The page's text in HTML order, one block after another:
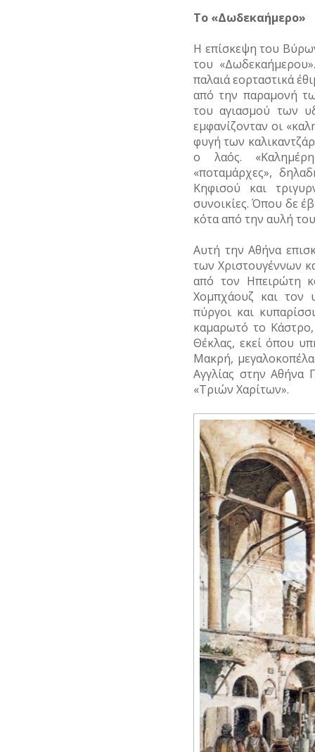
Το «Δωδεκαήμερο»
Η επίσκεψη του
του
παλαιά εορταστικά
από την παραμονή
του αγιασμού των
εμφανίζονταν οι
φυγή των
ο λαός.
«ποταμάρχες»,
Κηφισού και
συνοικίες. Όπου δε
κότα από την αυλή
Αυτή την Αθήνα
των Χριστουγέννων
από τον Ηπειρώτη
Χομπχάουζ και τον
πύργοι και
καμαρωτό το
Θέκλας, εκεί όπου
Μακρή,
Αγγλίας στην
«Τριών Χαρίτων».